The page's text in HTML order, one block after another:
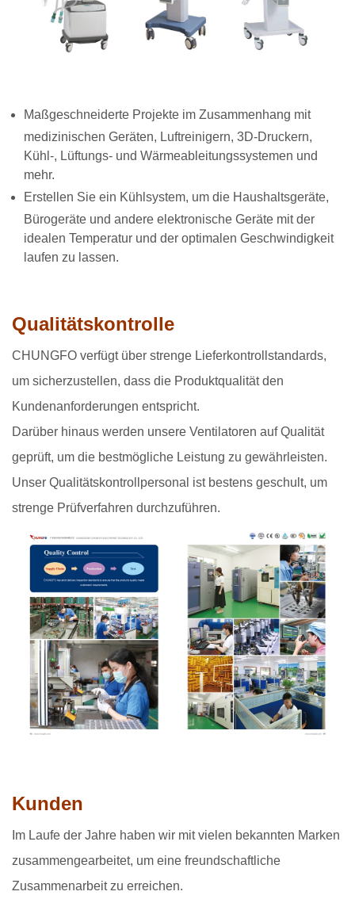
Maßgeschneiderte Projekte im Zusammenhang mit
medizinischen Geräten, Luftreinigern, 3D-Druckern,
Kühl-, Lüftungs- und Wärmeableitungssystemen und
mehr.
Erstellen Sie ein Kühlsystem, um die Haushaltsgeräte,
Bürogeräte und andere elektronische Geräte mit der
idealen Temperatur und der optimalen Geschwindigkeit
laufen zu lassen.
Qualitätskontrolle
CHUNGFO verfügt über strenge Lieferkontrollstandards,
um sicherzustellen, dass die Produktqualität den
Kundenanforderungen entspricht.
Darüber hinaus werden unsere Ventilatoren auf Qualität
geprüft, um die bestmögliche Leistung zu gewährleisten.
Unser Qualitätskontrollpersonal ist bestens geschult, um
strenge Prüfverfahren durchzuführen.
Kunden
Im Laufe der Jahre haben wir mit vielen bekannten Marken
zusammengearbeitet, um eine freundschaftliche
Zusammenarbeit zu erreichen.